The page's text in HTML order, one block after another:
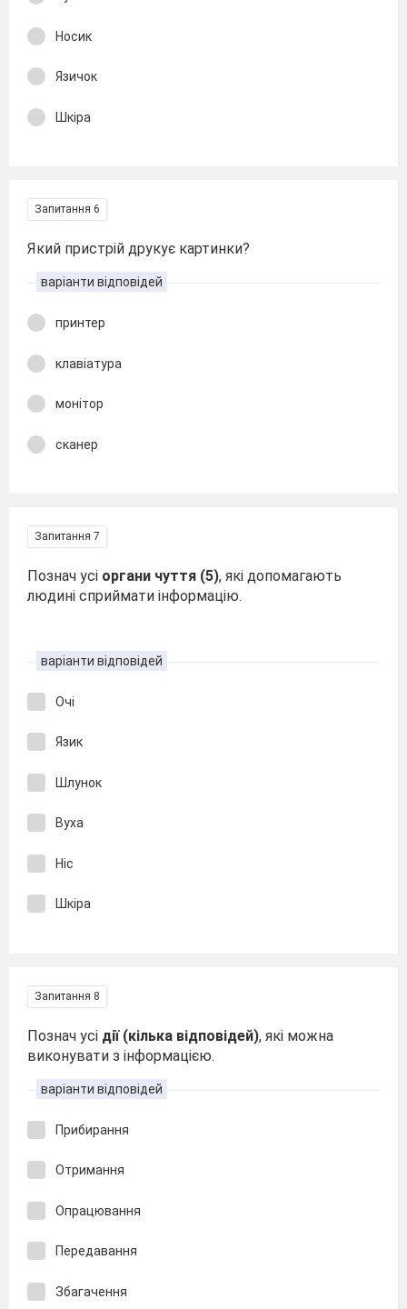
Носик
Язичок
Шкіра
Запитання 6
Який пристрій друкує картинки?
варіанти відповідей
принтер
клавіатура
монітор
сканер
Запитання 7
Познач усі органи чуття (5), які допомагають
людині сприймати інформацію.
варіанти відповідей
Очі
Язик
Шлунок
Вуха
Ніс
Шкіра
Запитання 8
Познач усі дії (кілька відповідей), які можна
виконувати з інформацією.
варіанти відповідей
Прибирання
Отримання
Опрацювання
Передавання
Збагачення